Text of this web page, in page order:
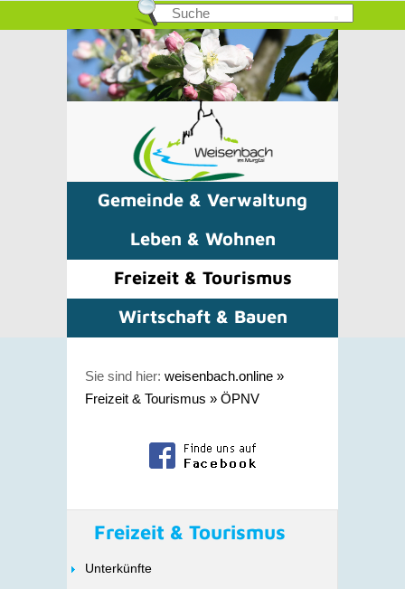
Gemeinde & Verwaltung
Leben & Wohnen
Freizeit & Tourismus
Wirtschaft & Bauen
Sie sind hier: weisenbach.online »
Freizeit & Tourismus » ÖPNV
Freizeit & Tourismus
Unterkünfte